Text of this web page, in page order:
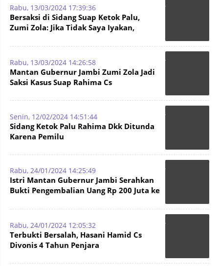
Rabu, 13/03/2024 17:39:36
Bersaksi di Sidang Suap Ketok Palu,
Zumi Zola: Jika Tidak Saya Iyakan,
Rabu, 13/03/2024 14:26:58
Mantan Gubernur Jambi Zumi Zola Jadi
Saksi Kasus Suap Rahima Cs
Senin, 12/02/2024 14:51:44
Sidang Ketok Palu Rahima Dkk Ditunda
Karena Pemilu
Rabu, 24/01/2024 14:25:49
Istri Mantan Gubernur Jambi Serahkan
Bukti Pengembalian Uang Rp 200 Juta ke
Rabu, 24/01/2024 12:05:32
Terbukti Bersalah, Hasani Hamid Cs
Divonis 4 Tahun Penjara